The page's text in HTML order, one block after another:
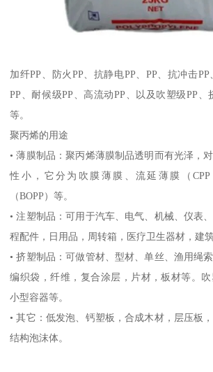
加纤PP 、防火 PP 、抗静电PP PP 、抗冲击PP
PP 、耐候级PP 、高流动PP 、以及吹塑级PP
等。
聚丙烯的用途
•薄膜制品：聚丙烯薄膜制品透明而有光泽，
性小，它分为吹膜薄膜、流延薄膜（CPP
（BOPP ）等。
•注塑制品：可用于汽车、电气、机械、仪表
程配件，日用品，周转箱，医疗卫生器材，建筑
•挤塑制品：可做管材、型材、单丝、渔用绳
编织袋，纤维，复合涂层，片材，板材等。
小型容器等。
•其它：低发泡、钙塑板，合成木材，层压板
结构泡沫体。